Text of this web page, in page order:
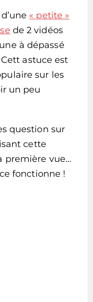
« petite »
de 2 vidéos
à dépassé
astuce est
sur les
un peu
question sur
cette
première vue…
fonctionne !